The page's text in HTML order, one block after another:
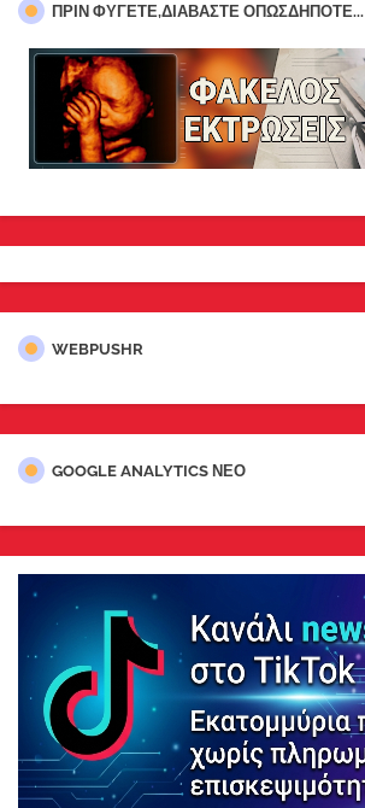
ΠΡΊΝ ΦΎΓΕΤΕ,ΔΙΑΒΆΣΤΕ ΟΠΩΣΔΉΠΟΤΕ...
WEBPUSHR
GOOGLE ANALYTICS ΝΕΟ